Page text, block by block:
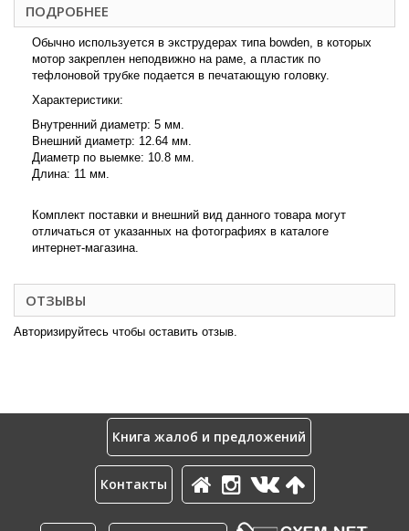
ПОДРОБНЕЕ
Обычно используется в экструдерах типа bowden, в которых
мотор закреплен неподвижно на раме, а пластик по
тефлоновой трубке подается в печатающую головку.
Характеристики:
Внутренний диаметр: 5 мм.
Внешний диаметр: 12.64 мм.
Диаметр по выемке: 10.8 мм.
Длина: 11 мм.
Комплект поставки и внешний вид данного товара могут
отличаться от указанных на фотографиях в каталоге
интернет-магазина.
ОТЗЫВЫ
Авторизируйтесь чтобы оставить отзыв.
Книга жалоб и предложений
Контакты